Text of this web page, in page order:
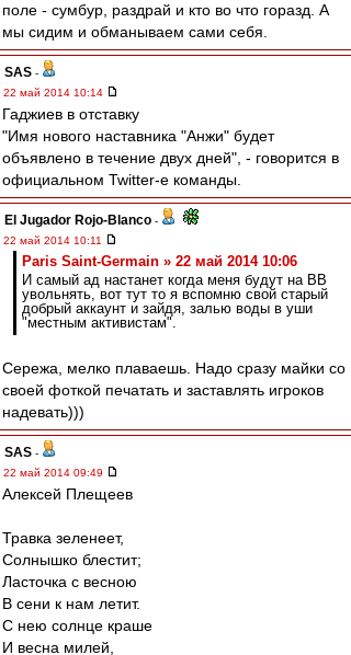
поле - сумбур, раздрай и кто во что горазд. А
мы сидим и обманываем сами себя.
SAS -
22 май 2014 10:14
Гаджиев в отставку
"Имя нового наставника "Анжи" будет
объявлено в течение двух дней", - говорится в
официальном Twitter-e команды.
El Jugador Rojo-Blanco -
22 май 2014 10:11
Paris Saint-Germain » 22 май 2014 10:06
И самый ад настанет когда меня будут на ВВ
увольнять, вот тут то я вспомню свой старый
добрый аккаунт и зайдя, залью воды в уши
"местным активистам".
Сережа, мелко плаваешь. Надо сразу майки со
своей фоткой печатать и заставлять игроков
надевать)))
SAS -
22 май 2014 09:49
Алексей Плещеев
Травка зеленеет,
Солнышко блестит;
Ласточка с весною
В сени к нам летит.
С нею солнце краше
И весна милей,